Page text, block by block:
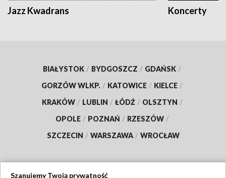
Jazz Kwadrans Koncerty
BIAŁYSTOK / BYDGOSZCZ / GDAŃSK /
GORZÓW WLKP. / KATOWICE / KIELCE /
KRAKÓW / LUBLIN / ŁÓDŹ / OLSZTYN /
OPOLE / POZNAŃ / RZESZÓW /
SZCZECIN / WARSZAWA / WROCŁAW
Szanujemy Twoją prywatność